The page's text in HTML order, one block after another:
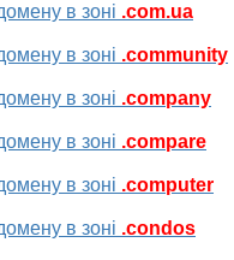
в зоні .com.ua
в зоні .community
в зоні .company
в зоні .compare
в зоні .computer
в зоні .condos